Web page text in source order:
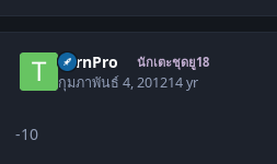
TurnPro นักเตะชุดยู18
กุมภาพันธ์ 4, 201214 yr
-10